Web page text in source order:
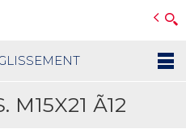
M15X21 Ã12